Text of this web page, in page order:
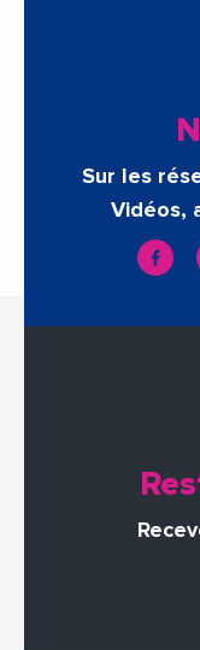
Sur les
Vidéos,